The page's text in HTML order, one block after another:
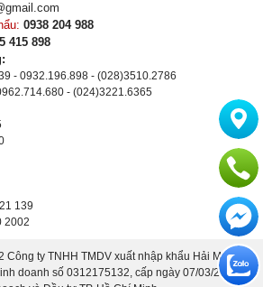
0938 204 988
415 898
- 0932.196.898 - (028)3510.2786
- (024)3221.6365
139
2002
ty TNHH TMDV xuất nhập khẩu Hải Minh.
doanh số 0312175132, cấp ngày 07/03/2013 bởi